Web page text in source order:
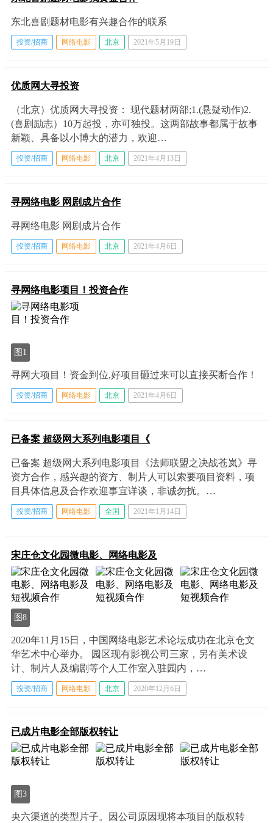
东北喜剧题材电影有兴趣合作的联系
投资/招商 网络电影 北京 2021年5月19日
优质网大寻投资
（北京）优质网大寻投资： 现代题材两部;1.(悬疑动作)2.
(喜剧励志）10万起投，亦可独投。这两部故事都属于故事
新颖、具备以小博大的潜力，欢迎…
投资/招商 网络电影 北京 2021年4月13日
寻网络电影 网剧成片合作
寻网络电影 网剧成片合作
投资/招商 网络电影 北京 2021年4月6日
寻网络电影项目！投资合作
图1
寻网大项目！资金到位,好项目砸过来可以直接买断合作！
投资/招商 网络电影 北京 2021年4月6日
已备案 超级网大系列电影项目《
已备案 超级网大系列电影项目《法师联盟之决战苍岚》寻
资方合作，感兴趣的资方、制片人可以索要项目资料，项
目具体信息及合作欢迎事宜详谈，非诚勿扰。…
投资/招商 网络电影 全国 2021年1月14日
宋庄仓文化园微电影、网络电影及
图8
2020年11月15日，中国网络电影艺术论坛成功在北京仓文
华艺术中心举办。 园区现有影视公司三家，另有美术设
计、制片人及编剧等个人工作室入驻园内，…
投资/招商 网络电影 北京 2020年12月6日
已成片电影全部版权转让
图3
央六渠道的类型片子。因公司原因现将本项目的版权转